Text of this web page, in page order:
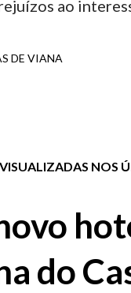
ao
DE VIANA
NOS
do